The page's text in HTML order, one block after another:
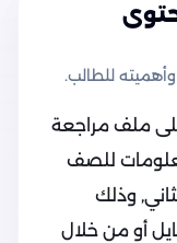
للطالب.
ملف مراجعة
للصف
وذلك
أو من خلال